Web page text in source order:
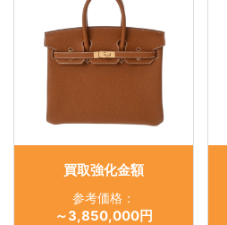
買取強化金額
参考価格：
～3,850,000円